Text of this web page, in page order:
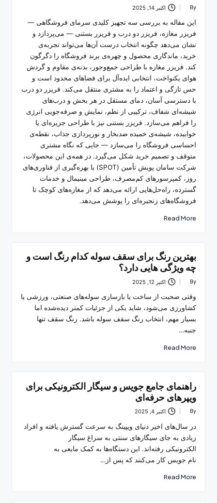
Posted
By اکتبر 14, 2025
این مقاله به بررسی سه تجهیز کلیدی سرمای فروشگاهی —
فریزر مغازه، فریزر دو درب و فریزر بستنی — می‌پردازد و
نشان می‌دهد چگونه انتخاب درست آن‌ها می‌تواند تجربه‌ی
خرید، ماندگاری محصول و چهره‌ی برند فروشگاه را دگرگون
کند. فریزر مغازه با طراحی جمع‌وجور، بدنه‌ی مقاوم و گردش
هوای یکنواخت، انتخابی ایده‌آل برای فضاهای محدود است و
حس تازگی و اعتماد را به مشتری منتقل می‌کند. فریزر دو درب
با دسترسی آسان، دمای مستقل در هر بخش و درب‌های
شیشه‌ای شفاف، ترکیبی از نظم، نمایش و صرفه‌جویی انرژی
را فراهم می‌سازد. فریزر بستنی نیز با طراحی جزیره‌ای یا
خوابیده، شیشه‌ی خمیده ضدبخار و نورپردازی جذاب، نقطه‌ی
احساسی فروشگاه را می‌سازد — جایی که نگاه مشتری
متوقف و تصمیم خرید شکل می‌گیرد. در همه‌ی این محصولات،
شرکت سامان پویش تأمین (SPOT) با بهره‌گیری از فناوری‌های
روز، کمپرسورهای کم‌مصرف، طراحی مینیمال و خدمات
گسترده، راه‌حل‌هایی ارائه می‌دهد که از مغازه‌های کوچک تا
فروشگاه‌های زنجیره‌ای را پوشش می‌دهد.
Read More
بهترین رنگ برای سقف سوله کدام رنگ است و
چه ویژگی هایی دارد؟
Posted
By اکتبر 12, 2025
وقتی صحبت از ساخت یا بازسازی سوله‌های صنعتی، ورزشی یا
کشاورزی می‌شود، شاید یکی از جزئیات کمتر دیده‌شده اما
بسیار مهم، انتخاب رنگ سقف سوله باشد. رنگ سقف تنها
جنبه…
Read More
راهنمای جامع جویس و سیگار الکترونیکی برای
ویپرهای حرفه‌ای
Posted
By اکتبر 4, 2025
در سال‌های اخیر دنیای ویپینگ به سرعت گسترش یافته و افراد
زیادی به جای سیگارهای سنتی به سراغ سیگار
الکترونیکی رفته‌اند. این دستگاه‌ها به کمک مایعی به
نام جویس کار می‌کنند که پس از…
Read More